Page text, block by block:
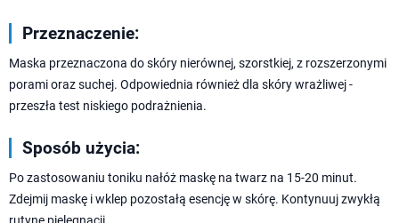
Przeznaczenie:
Maska przeznaczona do skóry nierównej, szorstkiej, z rozszerzonymi
porami oraz suchej. Odpowiednia również dla skóry wrażliwej -
przeszła test niskiego podrażnienia.
Sposób użycia:
Po zastosowaniu toniku nałóż maskę na twarz na 15-20 minut.
Zdejmij maskę i wklep pozostałą esencję w skórę. Kontynuuj zwykłą